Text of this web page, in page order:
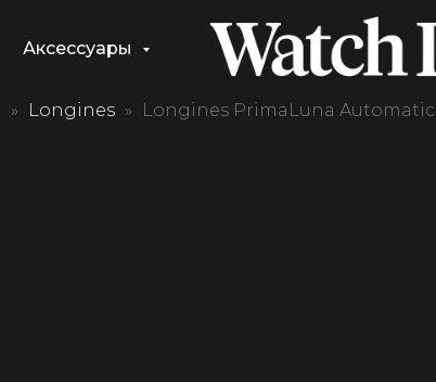
Аксессуары
Longines Longines PrimaLuna Automatic